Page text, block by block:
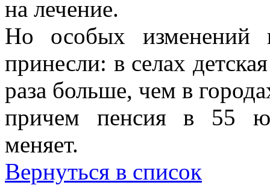
на лечение.
Но особых изменений
принесли: в селах
раза больше, чем в
причем пенсия в 55
меняет.
Вернуться в список